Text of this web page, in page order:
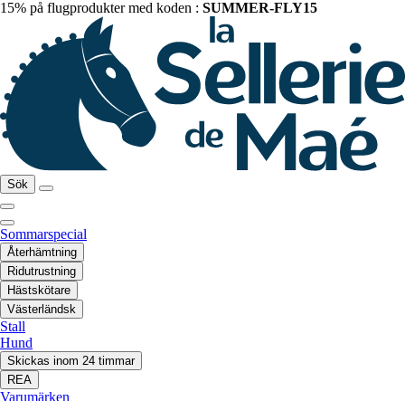
15% på flugprodukter med koden : SUMMER-FLY15
Sök
Sommarspecial
Återhämtning
Ridutrustning
Hästskötare
Västerländsk
Stall
Hund
Skickas inom 24 timmar
REA
Varumärken